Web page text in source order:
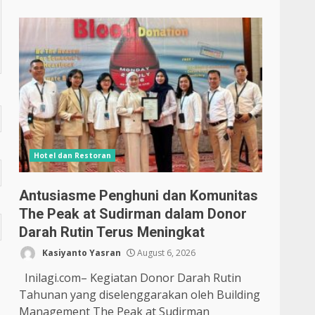
Hotel dan Restoran
Antusiasme Penghuni dan Komunitas
The Peak at Sudirman dalam Donor
Darah Rutin Terus Meningkat
Kasiyanto Yasran August 6, 2026
Inilagi.com– Kegiatan Donor Darah Rutin
Tahunan yang diselenggarakan oleh Building
Management The Peak at Sudirman